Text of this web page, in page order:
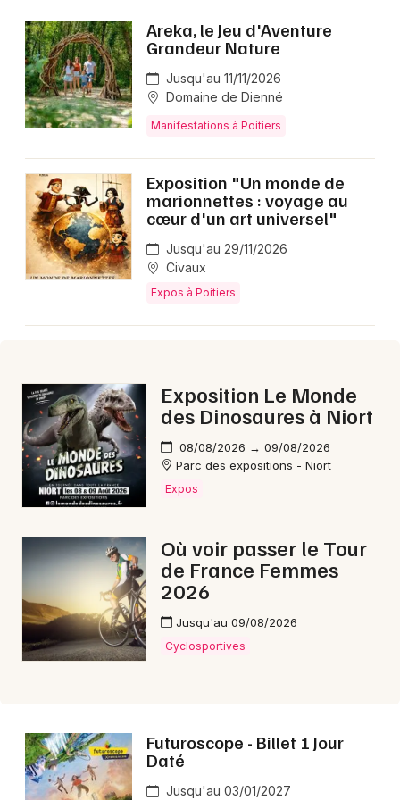
Foires & salons
Spectacles
Concerts
Soirées
Sorties famille
Aujourd'hui dans la Vienne
Aujourd'hui en Poitou-Charente
Aujourd'hui en Nouvelle-Aquitaine
Newsletter des sorties
Artistes en tournée
Actus à Poitiers
Mulhouse
Montpellier
Nantes
Nice
Paris
Strasbourg
Toulouse
Toutes les villes
Areka, le Jeu d'Aventure
Grandeur Nature
Jusqu'au 11/11/2026
Domaine de Dienné
Manifestations à Poitiers
Exposition "Un monde de
marionnettes : voyage au
cœur d'un art universel"
Jusqu'au 29/11/2026
Civaux
Expos à Poitiers
Exposition Le Monde
des Dinosaures à Niort
08/08/2026 → 09/08/2026
Parc des expositions - Niort
Expos
Où voir passer le Tour
de France Femmes
2026
Jusqu'au 09/08/2026
Cyclosportives
Futuroscope - Billet 1 Jour
Daté
Jusqu'au 03/01/2027